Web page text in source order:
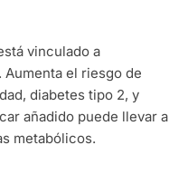
vinculado a
el riesgo de
diabetes tipo 2, y
añadido puede llevar a
metabólicos.